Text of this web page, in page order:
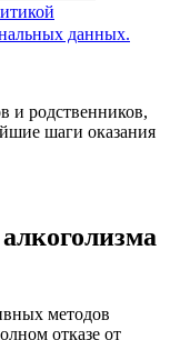
данных.
и родственников,
шаги оказания
методов
отказе от